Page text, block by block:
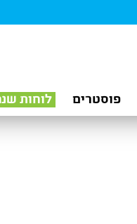
פוסטרים לוחות